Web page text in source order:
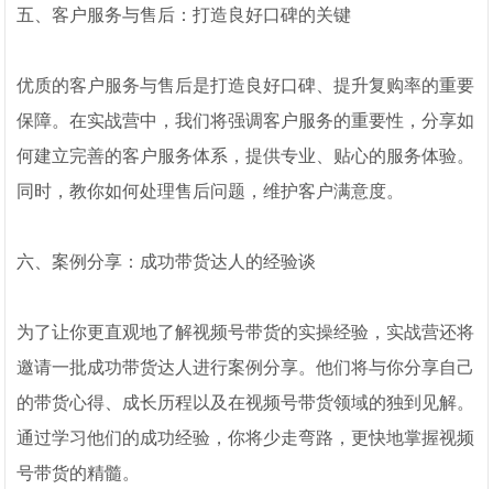
五、客户服务与售后：打造良好口碑的关键
优质的客户服务与售后是打造良好口碑、提升复购率的重要
保障。在实战营中，我们将强调客户服务的重要性，分享如
何建立完善的客户服务体系，提供专业、贴心的服务体验。
同时，教你如何处理售后问题，维护客户满意度。
六、案例分享：成功带货达人的经验谈
为了让你更直观地了解视频号带货的实操经验，实战营还将
邀请一批成功带货达人进行案例分享。他们将与你分享自己
的带货心得、成长历程以及在视频号带货领域的独到见解。
通过学习他们的成功经验，你将少走弯路，更快地掌握视频
号带货的精髓。